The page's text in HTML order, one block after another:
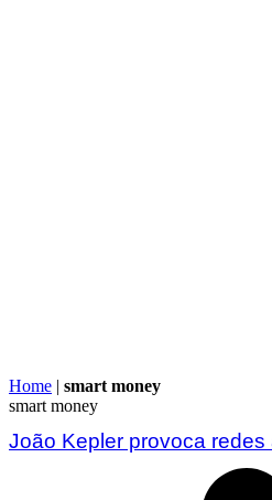
Home | smart money
smart money
João Kepler provoca